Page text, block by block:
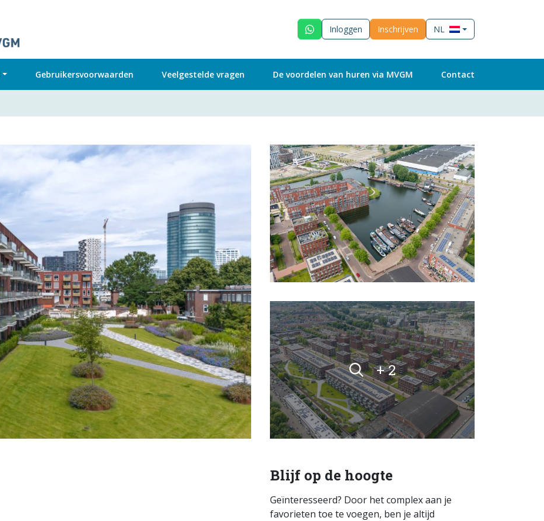
Inloggen Inschrijven NL
Gebruikersvoorwaarden Veelgestelde vragen De voordelen van huren via MVGM Contact
+ 2
Blijf op de hoogte
Geïnteresseerd? Door het complex aan je
favorieten toe te voegen, ben je altijd